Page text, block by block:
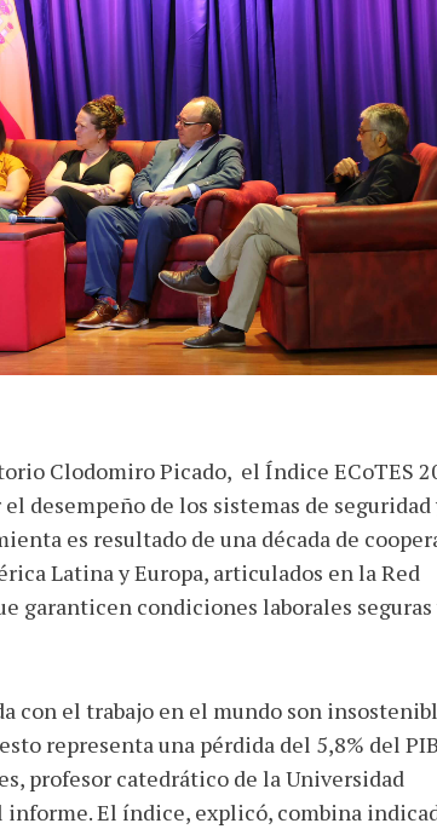
Clodomiro Picado, el Índice ECoTES
desempeño de los sistemas de seguridad
es resultado de una década de
Latina y Europa, articulados en la Red
garanticen condiciones laborales seguras
con el trabajo en el mundo son
representa una pérdida del 5,8% del PIB
profesor catedrático de la Universidad
informe. El índice, explicó, combina
llama a
JULIO 24, 2026
Rechazo al reparto
de ganancias es
cuando hubo esfuerzo